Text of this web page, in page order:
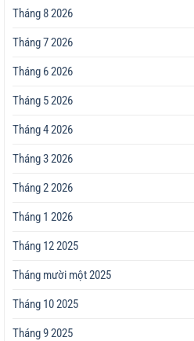
Tháng 8 2026
Tháng 7 2026
Tháng 6 2026
Tháng 5 2026
Tháng 4 2026
Tháng 3 2026
Tháng 2 2026
Tháng 1 2026
Tháng 12 2025
Tháng mười một 2025
Tháng 10 2025
Tháng 9 2025